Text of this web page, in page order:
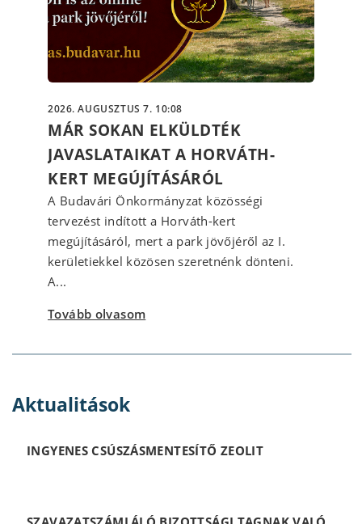
2026. AUGUSZTUS 7. 10:08
MÁR SOKAN ELKÜLDTÉK
JAVASLATAIKAT A HORVÁTH-
KERT MEGÚJÍTÁSÁRÓL
A Budavári Önkormányzat közösségi
tervezést indított a Horváth-kert
megújításáról, mert a park jövőjéről az I.
kerületiekkel közösen szeretnénk dönteni.
A...
Tovább olvasom
Aktualitások
INGYENES CSÚSZÁSMENTESÍTŐ ZEOLIT